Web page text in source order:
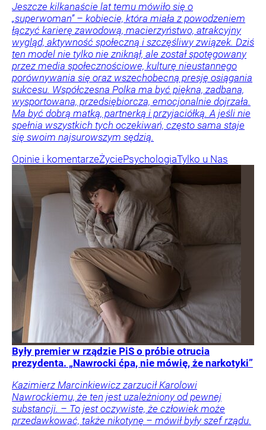
Jeszcze kilkanaście lat temu mówiło się o
„superwoman” – kobiecie, która miała z powodzeniem
łączyć karierę zawodową, macierzyństwo, atrakcyjny
wygląd, aktywność społeczną i szczęśliwy związek. Dziś
ten model nie tylko nie zniknął, ale został spotęgowany
przez media społecznościowe, kulturę nieustannego
porównywania się oraz wszechobecną presję osiągania
sukcesu. Współczesna Polka ma być piękna, zadbana,
wysportowana, przedsiębiorcza, emocjonalnie dojrzała.
Ma być dobrą matką, partnerką i przyjaciółką. A jeśli nie
spełnia wszystkich tych oczekiwań, często sama staje
się swoim najsurowszym sędzią.
Opinie i komentarzeŻyciePsychologiaTylko u Nas
Były premier w rządzie PiS o próbie otrucia
prezydenta. „Nawrocki ćpa, nie mówię, że narkotyki”
Kazimierz Marcinkiewicz zarzucił Karolowi
Nawrockiemu, że ten jest uzależniony od pewnej
substancji. – To jest oczywiste, że człowiek może
przedawkować, także nikotynę – mówił były szef rządu.